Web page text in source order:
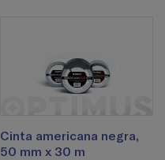
Cinta americana negra,
50 mm x 30 m